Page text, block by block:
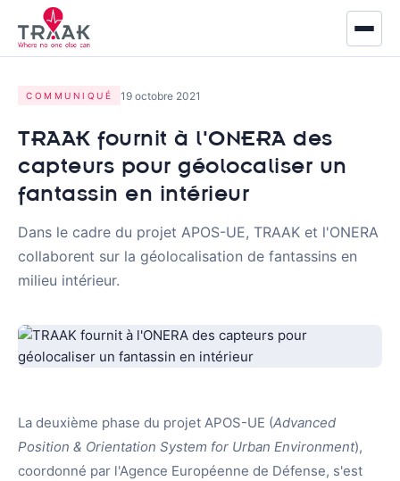
À propos
Marchés
Sécurité & Secours
Logistique
BASILIK
CAVALRY
COMMUNIQUÉ 19 octobre 2021
TRAAK fournit à l'ONERA des
capteurs pour géolocaliser un
fantassin en intérieur
Dans le cadre du projet APOS-UE, TRAAK et l'ONERA
collaborent sur la géolocalisation de fantassins en
milieu intérieur.
La deuxième phase du projet APOS-UE (Advanced
Position & Orientation System for Urban Environment),
coordonné par l'Agence Européenne de Défense, s'est